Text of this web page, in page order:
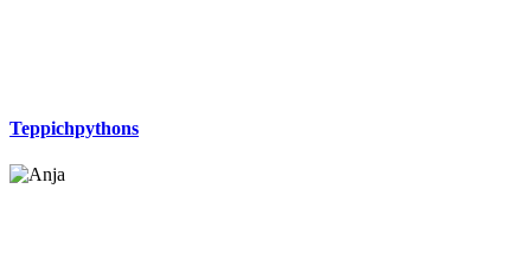
Teppichpythons